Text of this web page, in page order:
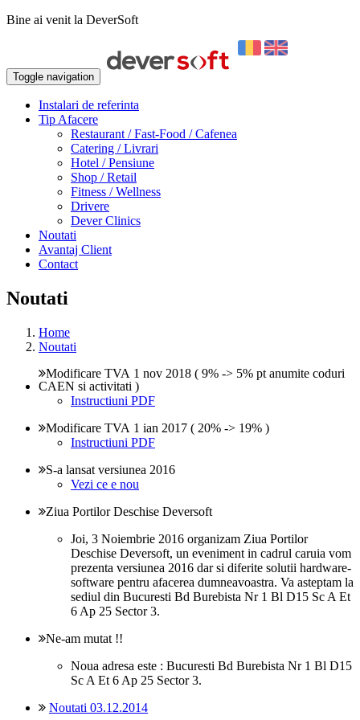
Bine ai venit la DeverSoft
Toggle navigation
Instalari de referinta
Tip Afacere
Restaurant / Fast-Food / Cafenea
Catering / Livrari
Hotel / Pensiune
Shop / Retail
Fitness / Wellness
Drivere
Dever Clinics
Noutati
Avantaj Client
Contact
Noutati
Home
Noutati
Modificare TVA 1 nov 2018 ( 9% -> 5% pt anumite coduri
CAEN si activitati )
Instructiuni PDF
Modificare TVA 1 ian 2017 ( 20% -> 19% )
Instructiuni PDF
S-a lansat versiunea 2016
Vezi ce e nou
Ziua Portilor Deschise Deversoft
Joi, 3 Noiembrie 2016 organizam Ziua Portilor
Deschise Deversoft, un eveniment in cadrul caruia vom
prezenta versiunea 2016 dar si diferite solutii hardware-
software pentru afacerea dumneavoastra. Va asteptam la
sediul din Bucuresti Bd Burebista Nr 1 Bl D15 Sc A Et
6 Ap 25 Sector 3.
Ne-am mutat !!
Noua adresa este : Bucuresti Bd Burebista Nr 1 Bl D15
Sc A Et 6 Ap 25 Sector 3.
Noutati 03.12.2014